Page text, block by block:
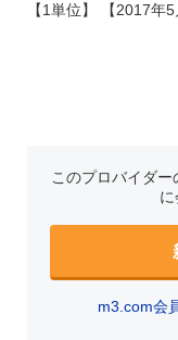
【1単位】 【2017年5
このプロバイダー
に
m3.com会